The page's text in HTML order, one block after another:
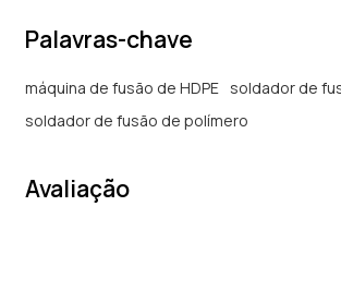
Palavras-chave
máquina de fusão de HDPE soldador de
soldador de fusão de polímero
Avaliação